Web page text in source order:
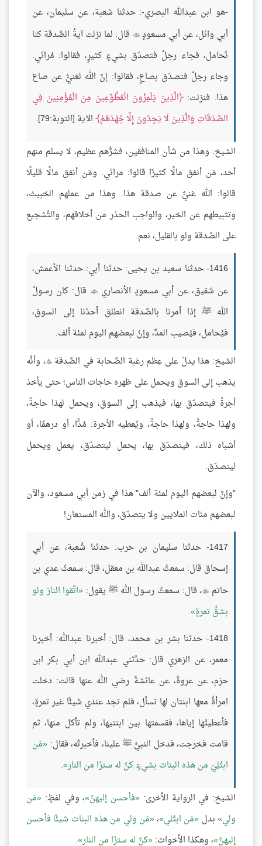
-هو ابن عبدالله البصري-: حدثنا شعبة، عن سليمان، عن
أبي وائل، عن أبي مسعودٍ قال: لما نزلت آيةُ الصَّدقة كنا
نُحامل، فجاء رجلٌ فتصدّق بشيءٍ كثيرٍ، فقالوا: مُرائي.
وجاء رجلٌ فتصدّق بصاعٍ، فقالوا: إنَّ الله لغنيٌّ عن صاع
هذا. فنزلت: الَّذِينَ يَلْمِزُونَ الْمُطَّوِّعِينَ مِنَ الْمُؤْمِنِينَ فِي
الصَّدَقَاتِ وَالَّذِينَ لَا يَجِدُونَ إِلَّا جُهْدَهُمْ الآية [التوبة:79].
الشيخ: وهذا من شأن المنافقين، فشرُّهم عظيم، لا يسلم منهم
أحد، مَن أنفق مالًا كثيرًا قالوا: مرائي. ومَن أنفق مالًا قليلًا
قالوا: الله غنيٌّ عن صدقة هذا. وهذا من عملهم الخبيث،
وتثبيطهم عن الخير، والواجب الحذر من أخلاقهم، والتَّشجيع
على الصَّدقة ولو بالقليل، نعم.
1416- حدثنا سعيد بن يحيى: حدثنا أبي: حدثنا الأعمش،
عن شقيق، عن أبي مسعودٍ الأنصاري قال: كان رسولُ
الله ﷺ إذا أمرنا بالصَّدقة انطلق أحدُنا إلى السوق،
فيُحامل، فيُصيب المدَّ، وإنَّ لبعضهم اليوم لمئة ألف.
الشيخ: هذا يدلّ على عِظم رغبة الصَّحابة في الصَّدقة، وأنَّه
يذهب إلى السوق ويحمل على ظهره حاجات الناس؛ حتى يأخذ
أجرةً فيتصدّق بها، فيذهب إلى السوق، ويحمل لهذا حاجةً،
ولهذا حاجةً، ولهذا حاجةً، ويُعطيه الأجرة: مُدًّا، أو درهمًا، أو
أشباه ذلك، فيتصدّق بها، يحمل ليتصدّق، يعمل ويحمل
ليتصدّق.
"وإنَّ لبعضهم اليوم لمئة ألف" هذا في زمن أبي مسعود، والآن
لبعضهم مئات الملايين ولا يتصدّق، والله المستعان!
1417- حدثنا سليمان بن حرب: حدثنا شُعبة، عن أبي
إسحاق قال: سمعتُ عبدالله بن معقل، قال: سمعتُ عدي بن
حاتم ، قال: سمعتُ رسول الله ﷺ يقول: اتَّقوا النارَ ولو
بشقِّ تمرةٍ .
1418- حدثنا بشر بن محمد، قال: أخبرنا عبدالله: أخبرنا
معمر، عن الزهري قال: حدَّثني عبدالله ابن أبي بكر ابن
حزم، عن عروةَ، عن عائشةَ رضي الله عنها قالت: دخلت
امرأةٌ معها ابنتان لها تسأل، فلم تجد عندي شيئًا غير تمرةٍ،
فأعطيتُها إياها، فقسمتها بين ابنتيها، ولم تأكل منها، ثم
قامت فخرجت، فدخل النبيُّ ﷺ علينا، فأخبرتُه، فقال: مَن
ابتُلِيَ من هذه البنات بشيءٍ كنَّ له سترًا من النار .
الشيخ: في الرواية الأخرى: فأحسن إليهنَّ ، وفي لفظٍ: مَن
ولي بدل مَن ابتُلي ، مَن ولي من هذه البنات شيئًا فأحسن
إليهنَّ ، وهكذا الأخوات: كنَّ له سترًا من النار .